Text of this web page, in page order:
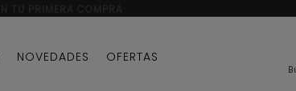
NOVEDADES OFERTAS